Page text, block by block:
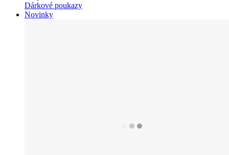
Dárkové poukazy
Novinky